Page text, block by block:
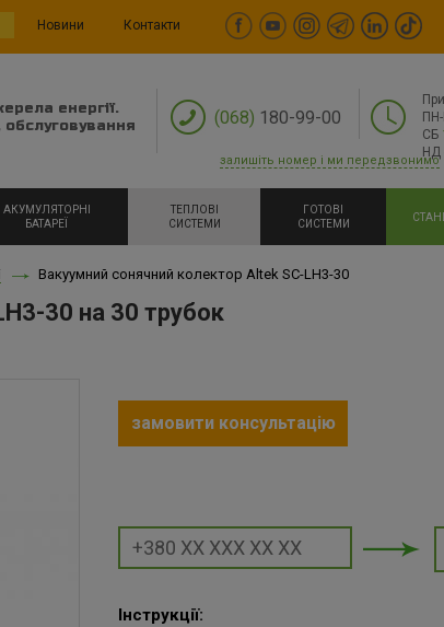
Новини Контакти
енергії.
(068) 180-99-00
СБ
НД
залишіть номер і ми передзвонимо
АКУМУЛЯТОРНІ
БАТАРЕЇ
ТЕПЛОВІ
СИСТЕМИ
ГОТОВІ
СИСТЕМИ
Вакуумний сонячний колектор Altek SC-LH3-30
30 на 30 трубок
замовити консультацію
Інструкції: